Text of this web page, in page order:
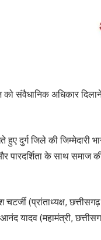
संवैधानिक अधिकार
दुर्ग जिले की जिम्मेदारी
पारदर्शिता के साथ समाज
चटर्जी (प्रांताध्यक्ष,
यादव (महामंत्री,